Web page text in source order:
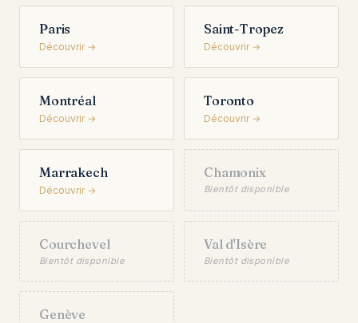
Paris
Découvrir →
Saint-Tropez
Découvrir →
Montréal
Découvrir →
Toronto
Découvrir →
Marrakech
Découvrir →
Chamonix
Bientôt disponible
Courchevel
Bientôt disponible
Val d'Isère
Bientôt disponible
Genève